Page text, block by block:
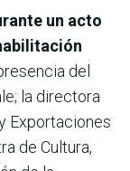
un acto
del
la directora
Exportaciones
de Cultura,